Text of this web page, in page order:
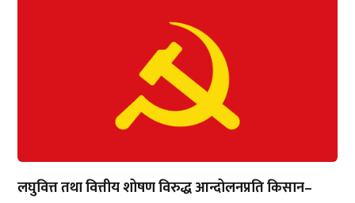
लघुवित्त तथा वित्तीय शोषण विरुद्ध आन्दोलनप्रति किसान–